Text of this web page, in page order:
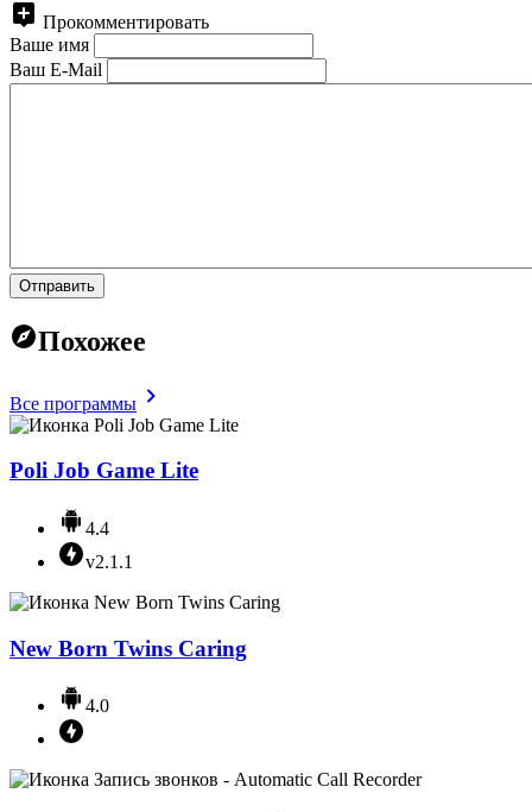
Прокомментировать
Ваше имя
Ваш E-Mail
Отправить
Похожее
Все программы
Poli Job Game Lite
4.4
v2.1.1
New Born Twins Caring
4.0